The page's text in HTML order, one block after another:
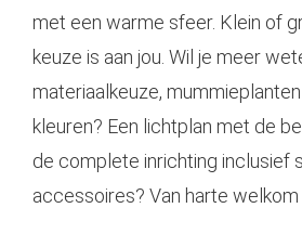
met een warme sfeer. Klein of
keuze is aan jou. Wil je meer
materiaalkeuze, mummieplanten
kleuren? Een lichtplan met de
de complete inrichting inclusief
accessoires? Van harte welkom